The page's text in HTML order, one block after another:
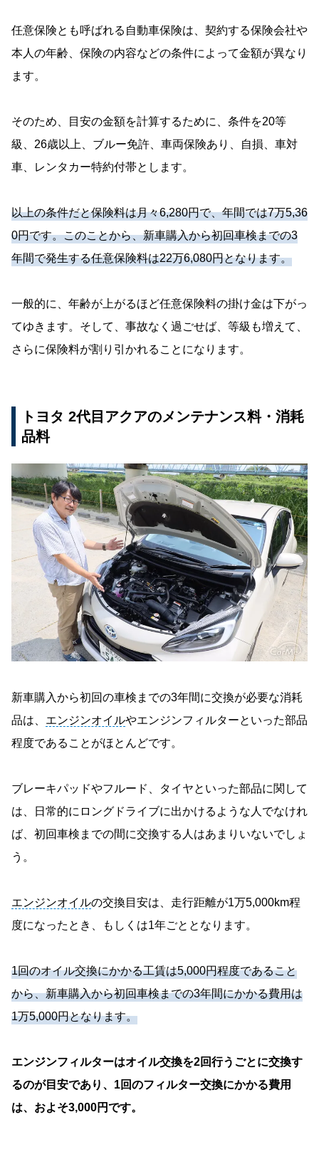
任意保険とも呼ばれる自動車保険は、契約する保険会社や
本人の年齢、保険の内容などの条件によって金額が異なり
ます。
そのため、目安の金額を計算するために、条件を20等
級、26歳以上、ブルー免許、車両保険あり、自損、車対
車、レンタカー特約付帯とします。
以上の条件だと保険料は月々6,280円で、年間では7万5,36
0円です。このことから、新車購入から初回車検までの3
年間で発生する任意保険料は22万6,080円となります。
一般的に、年齢が上がるほど任意保険料の掛け金は下がっ
てゆきます。そして、事故なく過ごせば、等級も増えて、
さらに保険料が割り引かれることになります。
トヨタ 2代目アクアのメンテナンス料・消耗
品料
新車購入から初回の車検までの3年間に交換が必要な消耗
品は、 エンジンオイルやエンジンフィルターといった部品
程度であることがほとんどです。
ブレーキパッドやフルード、タイヤといった部品に関して
は、日常的にロングドライブに出かけるような人でなけれ
ば、初回車検までの間に交換する人はあまりいないでしょ
う。
エンジンオイルの交換目安は、走行距離が1万5,000km程
度になったとき、もしくは1年ごととなります。
1回のオイル交換にかかる工賃は5,000円程度であること
から、新車購入から初回車検までの3年間にかかる費用は
1万5,000円となります。
エンジンフィルターはオイル交換を2回行うごとに交換す
るのが目安であり、1回のフィルター交換にかかる費用
は、およそ3,000円です。